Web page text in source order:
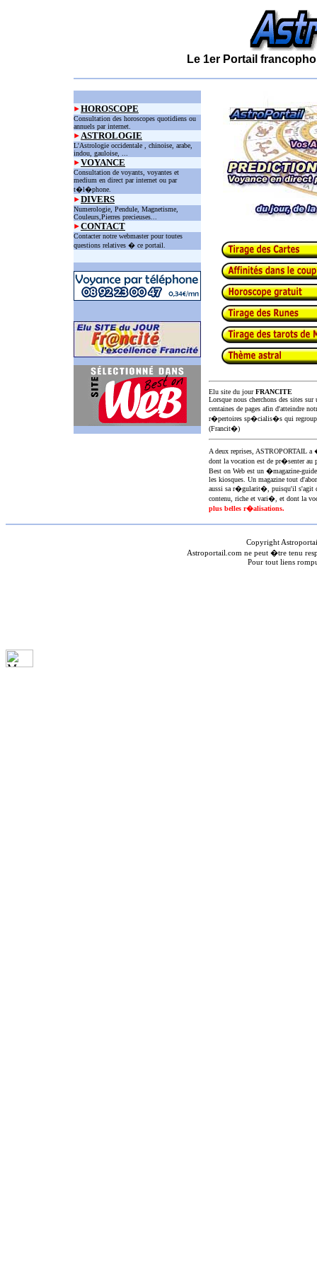
Le 1er Portail
HOROSCOPE
Consultation des horoscopes quotidiens ou
annuels par internet.
ASTROLOGIE
L'Astrologie occidentale , chinoise, arabe,
indou, gauloise, ...
VOYANCE
Consultation de voyants, voyantes et
medium en direct par internet ou par
t�l�phone.
DIVERS
Numerologie, Pendule, Magnetisme,
Couleurs,Pierres precieuses...
CONTACT
Contacter notre webmaster pour toutes
questions relatives � ce portail.
Elu site du jourFRANCITE
Lorsque nous cherchons des sites
centaines de pages afin d'atteindre
r�pertoires sp�cialis�s qui
(Francit�)
A deux reprises,
dont la vocation est de pr�senter au
Best on Web est un �magazine-
les kiosques. Un magazine tout
aussi sa r�gularit�, puisqu'il s'agit
contenu, riche et vari�, et dont la
plus belles r�alisations.
Copyright
Astroportail.com ne peut �tre tenu
Pour tout liens